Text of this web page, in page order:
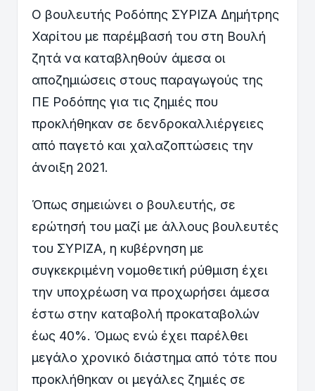
Ο βουλευτής Ροδόπης ΣΥΡΙΖΑ Δημήτρης
Χαρίτου με παρέμβασή του στη Βουλή
ζητά να καταβληθούν άμεσα οι
αποζημιώσεις στους παραγωγούς της
ΠΕ Ροδόπης για τις ζημιές που
προκλήθηκαν σε δενδροκαλλιέργειες
από παγετό και χαλαζοπτώσεις την
άνοιξη 2021.
Όπως σημειώνει ο βουλευτής, σε
ερώτησή του μαζί με άλλους βουλευτές
του ΣΥΡΙΖΑ, η κυβέρνηση με
συγκεκριμένη νομοθετική ρύθμιση έχει
την υποχρέωση να προχωρήσει άμεσα
έστω στην καταβολή προκαταβολών
έως 40%. Όμως ενώ έχει παρέλθει
μεγάλο χρονικό διάστημα από τότε που
προκλήθηκαν οι μεγάλες ζημιές σε